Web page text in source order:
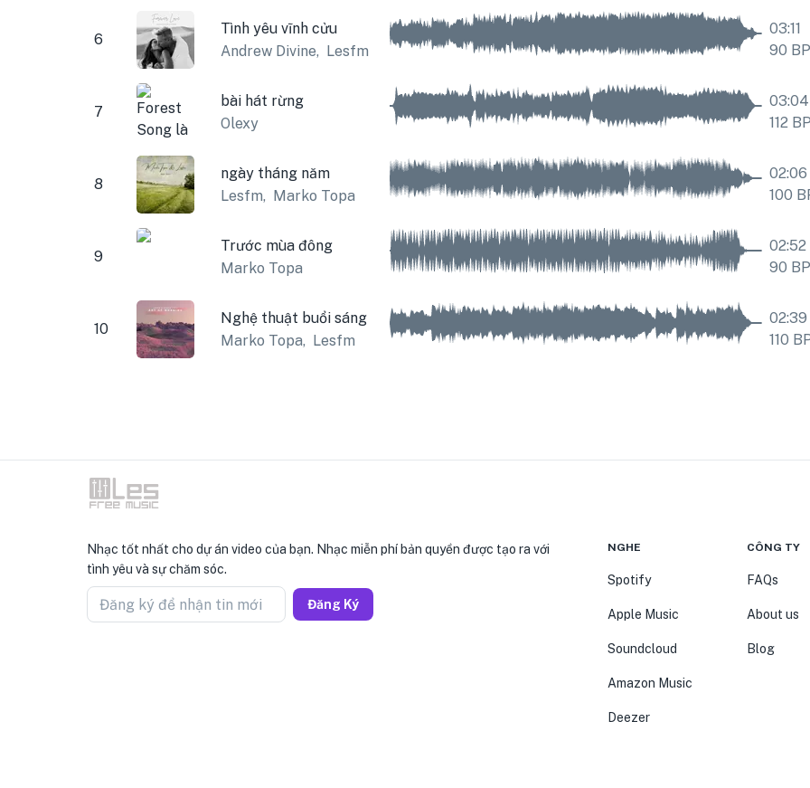
6
Tình yêu vĩnh cửu
Andrew Divine, Lesfm
03:11
90
7
bài hát rừng
Olexy
03:04
112
8
ngày tháng năm
Lesfm, Marko Topa
02:06
100
9
Trước mùa đông
Marko Topa
02:52
90
10
Nghệ thuật buổi sáng
Marko Topa, Lesfm
02:39
110
Nhạc tốt nhất cho dự án video của bạn. Nhạc miễn phí bản quyền được tạo ra với
tình yêu và sự chăm sóc.
Đăng ký để nhận tin mới Đăng Ký
NGHE
Spotify
Apple Music
Soundcloud
Amazon Music
Deezer
CÔNG TY
FAQs
About us
Blog